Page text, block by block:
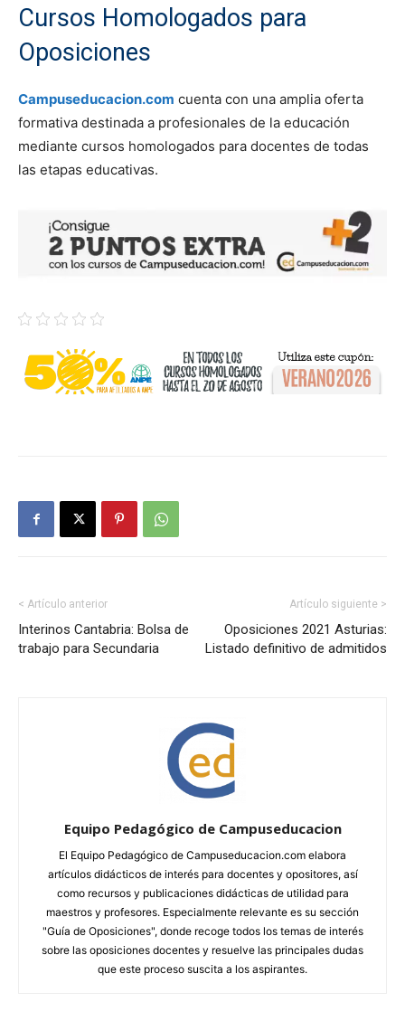
Cursos Homologados para
Oposiciones
Campuseducacion.com cuenta con una amplia oferta
formativa destinada a profesionales de la educación
mediante cursos homologados para docentes de todas
las etapas educativas.
< Artículo anterior
Interinos Cantabria: Bolsa de
trabajo para Secundaria
Artículo siguiente >
Oposiciones 2021 Asturias:
Listado definitivo de admitidos
Equipo Pedagógico de Campuseducacion
El Equipo Pedagógico de Campuseducacion.com elabora
artículos didácticos de interés para docentes y opositores, así
como recursos y publicaciones didácticas de utilidad para
maestros y profesores. Especialmente relevante es su sección
"Guía de Oposiciones", donde recoge todos los temas de interés
sobre las oposiciones docentes y resuelve las principales dudas
que este proceso suscita a los aspirantes.